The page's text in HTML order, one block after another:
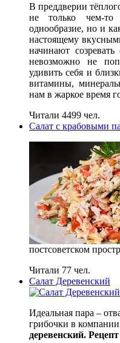
В преддверии
не только чем-
однообразие, но и
настоящему
начинают
невозможно не
удивить себя и
витамины,
нам в жаркое время
Читали 4499 чел.
Салат с крабовыми
постсоветском
Читали 77 чел.
Салат Деревенский
Идеальная пара –
грибочки в
деревенский. Рецепт